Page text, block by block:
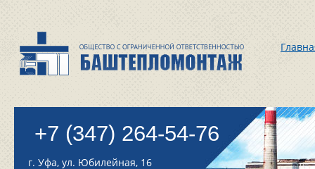
+7 (347) 264-54-76
г. Уфа, ул. Юбилейная, 16